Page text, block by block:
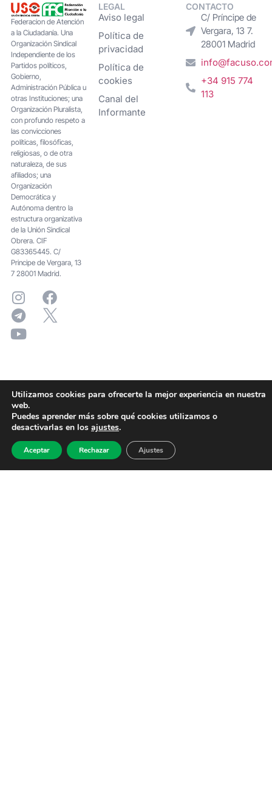
Federacion de Atención
a la Ciudadanía. Una
Organización Sindical
Independiente de los
Partidos políticos,
Gobierno,
Administración Pública u
otras Instituciones; una
Organización Pluralista,
con profundo respeto a
las convicciones
políticas, filosóficas,
religiosas, o de otra
naturaleza, de sus
afiliados; una
Organización
Democrática y
Autónoma dentro la
estructura organizativa
de la Unión Sindical
Obrera. CIF
G83365445. C/
Principe de Vergara, 13
7 28001 Madrid.
LEGAL
Aviso legal
Política de
privacidad
Política de
cookies
Canal del
Informante
CONTACTO
C/ Príncipe de
Vergara, 13 7.
28001 Madrid
+34 915 774
113
Utilizamos cookies para ofrecerte la mejor experiencia en nuestra
web.
Puedes aprender más sobre qué cookies utilizamos o
desactivarlas en los ajustes.
Aceptar Rechazar Ajustes